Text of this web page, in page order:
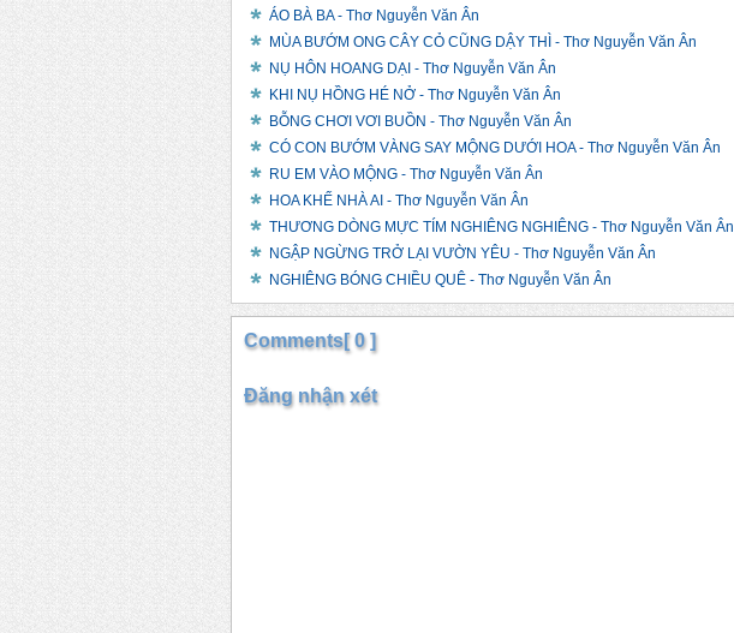
ÁO BÀ BA - Thơ Nguyễn Văn Ân
MÙA BƯỚM ONG CÂY CỎ CŨNG DẬY THÌ - Thơ Nguyễn Văn Ân
NỤ HÔN HOANG DẠI - Thơ Nguyễn Văn Ân
KHI NỤ HỒNG HÉ NỞ - Thơ Nguyễn Văn Ân
BỖNG CHƠI VƠI BUỒN - Thơ Nguyễn Văn Ân
CÓ CON BƯỚM VÀNG SAY MỘNG DƯỚI HOA - Thơ Nguyễn Văn Ân
RU EM VÀO MỘNG - Thơ Nguyễn Văn Ân
HOA KHẾ NHÀ AI - Thơ Nguyễn Văn Ân
THƯƠNG DÒNG MỰC TÍM NGHIÊNG NGHIÊNG - Thơ Nguyễn Văn Ân
NGẬP NGỪNG TRỞ LẠI VƯỜN YÊU - Thơ Nguyễn Văn Ân
NGHIÊNG BÓNG CHIỀU QUÊ - Thơ Nguyễn Văn Ân
Comments[ 0 ]
Đăng nhận xét